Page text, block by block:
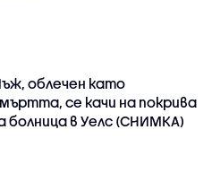
облечен като
се качи на покрива
болница в Уелс (СНИМКА)